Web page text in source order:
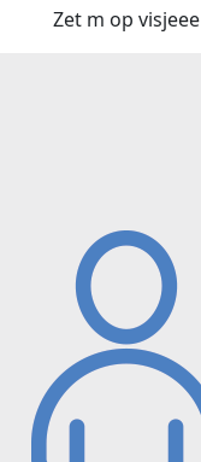
Zet m op visjeee